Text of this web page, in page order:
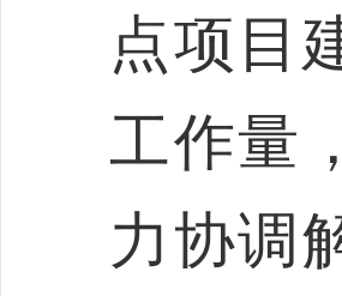
点项目
工作量
力协调